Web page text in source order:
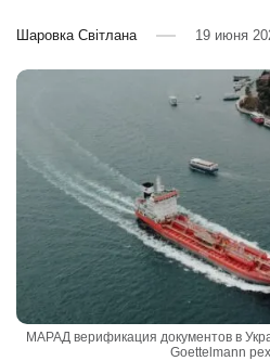
Шаровка Світлана 19 июня
МАРАД верификация документов в
Goettelmann